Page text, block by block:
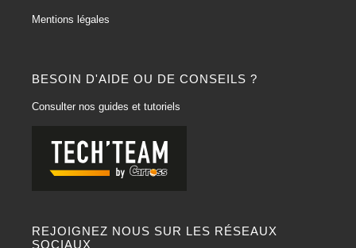
BESOIN D'AIDE OU DE CONSEILS ?
Consulter nos guides et tutoriels
REJOIGNEZ NOUS SUR LES RÉSEAUX
SOCIAUX
Mentions légales